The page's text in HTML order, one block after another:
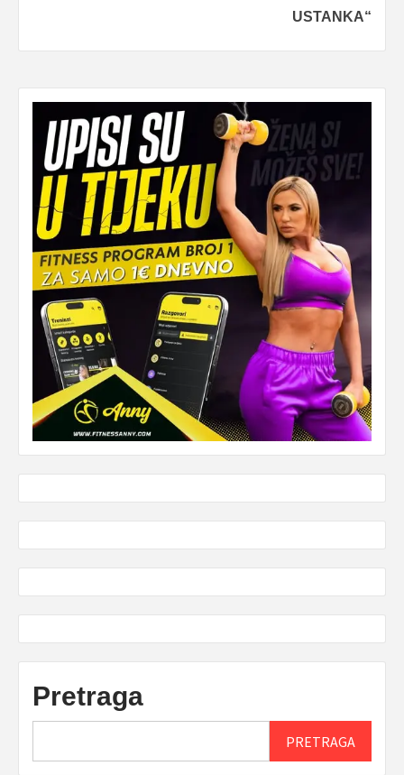
USTANKA“
Pretraga
PRETRAGA